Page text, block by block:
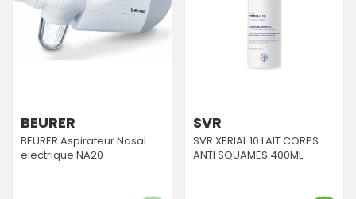
BEURER
BEURER Aspirateur Nasal
electrique NA20
SVR
SVR XERIAL 10 LAIT CORPS
ANTI SQUAMES 400ML